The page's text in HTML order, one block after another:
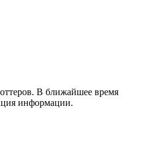
В ближайшее время
информации.